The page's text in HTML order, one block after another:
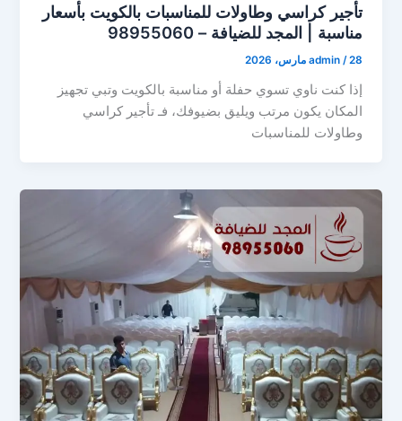
تأجير كراسي وطاولات للمناسبات بالكويت بأسعار
مناسبة | المجد للضيافة – 98955060
admin /28 مارس، 2026
إذا كنت ناوي تسوي حفلة أو مناسبة بالكويت وتبي تجهيز
المكان يكون مرتب ويليق بضيوفك، فـ تأجير كراسي
وطاولات للمناسبات